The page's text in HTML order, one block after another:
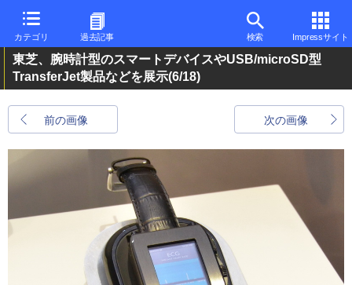
カテゴリ 過去記事 検索 Impressサイト
東芝、腕時計型のスマートデバイスやUSB/microSD型
TransferJet製品などを展示(6/18)
前の画像 次の画像